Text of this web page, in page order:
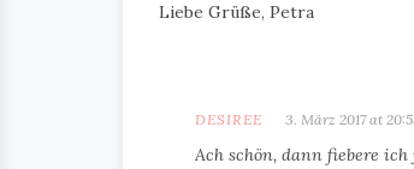
Liebe Grüße, Petra
DESIREE 3. März 2017 at
Ach schön, dann fiebere